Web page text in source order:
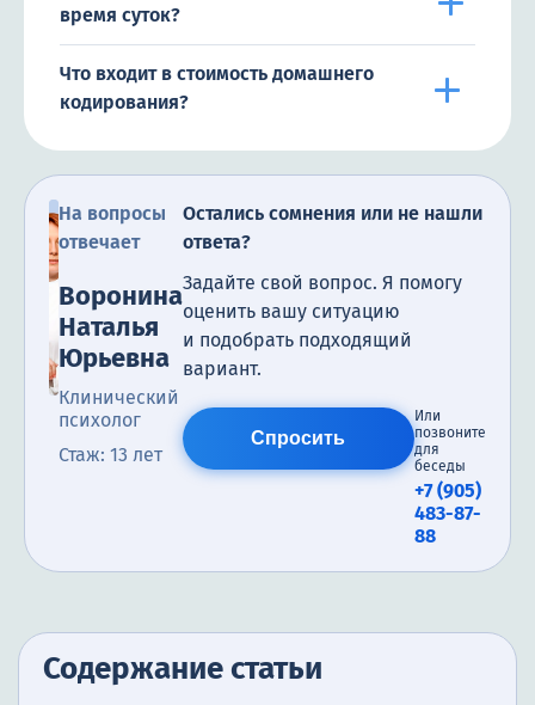
время суток?
Что входит в стоимость домашнего
кодирования?
На вопросы
отвечает
Воронина
Наталья
Юрьевна
Клинический
психолог
Стаж: 13 лет
Остались сомнения или не нашли
ответа?
Задайте свой вопрос. Я помогу
оценить вашу ситуацию
и подобрать подходящий
вариант.
Спросить
Или
позвоните
для
беседы
+7 (905)
483-87-
88
Содержание статьи